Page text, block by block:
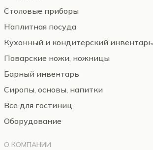
Столовые приборы
Наплитная посуда
Кухонный и кондитерский инвентарь
Поварские ножи, ножницы
Барный инвентарь
Сиропы, основы, напитки
Все для гостиниц
Оборудование
О КОМПАНИИ